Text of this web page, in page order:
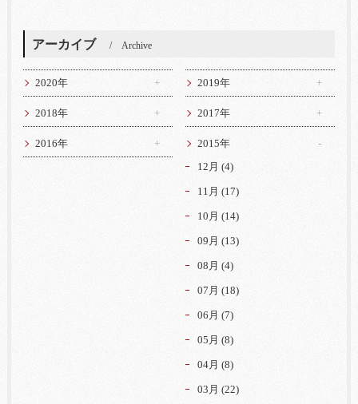
アーカイブ Archive
2020年 2019年
2018年 2017年
2016年 2015年
12月 (4)
11月 (17)
10月 (14)
09月 (13)
08月 (4)
07月 (18)
06月 (7)
05月 (8)
04月 (8)
03月 (22)